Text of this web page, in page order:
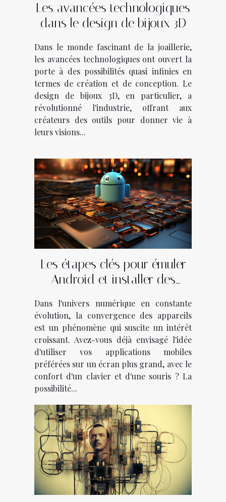
Les avancées technologiques
dans le design de bijoux 3D
Dans le monde fascinant de la joaillerie,
les avancées technologiques ont ouvert la
porte à des possibilités quasi infinies en
termes de création et de conception. Le
design de bijoux 3D, en particulier, a
révolutionné l'industrie, offrant aux
créateurs des outils pour donner vie à
leurs visions...
Les étapes clés pour émuler
Android et installer des
PC
Dans l'univers numérique en constante
évolution, la convergence des appareils
est un phénomène qui suscite un intérêt
croissant. Avez-vous déjà envisagé l'idée
d'utiliser vos applications mobiles
préférées sur un écran plus grand, avec le
confort d'un clavier et d'une souris ? La
possibilité...